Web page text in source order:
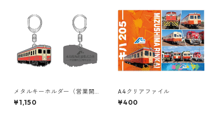
メタルキーホルダー（営業開
始55th記念）
¥1,150
A4クリアファイル
¥400